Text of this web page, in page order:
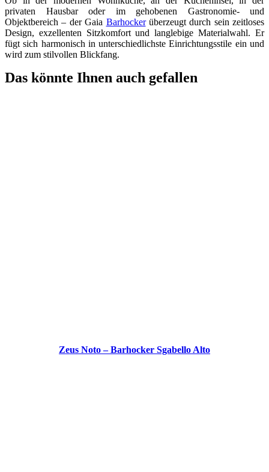
privaten Hausbar oder im gehobenen Gastronomie- und
Objektbereich – der Gaia Barhockerüberzeugt durch sein zeitloses
Design, exzellenten Sitzkomfort und langlebige Materialwahl. Er
fügt sich harmonisch in unterschiedlichste Einrichtungsstile ein und
wird zum stilvollen Blickfang.
Das könnte Ihnen auch gefallen
Zeus Noto – Barhocker Sgabello Alto